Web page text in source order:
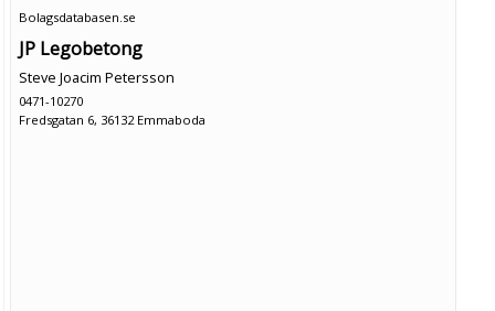
Bolagsdatabasen.se
JP Legobetong
Steve Joacim Petersson
0471-10270
Fredsgatan 6, 36132 Emmaboda